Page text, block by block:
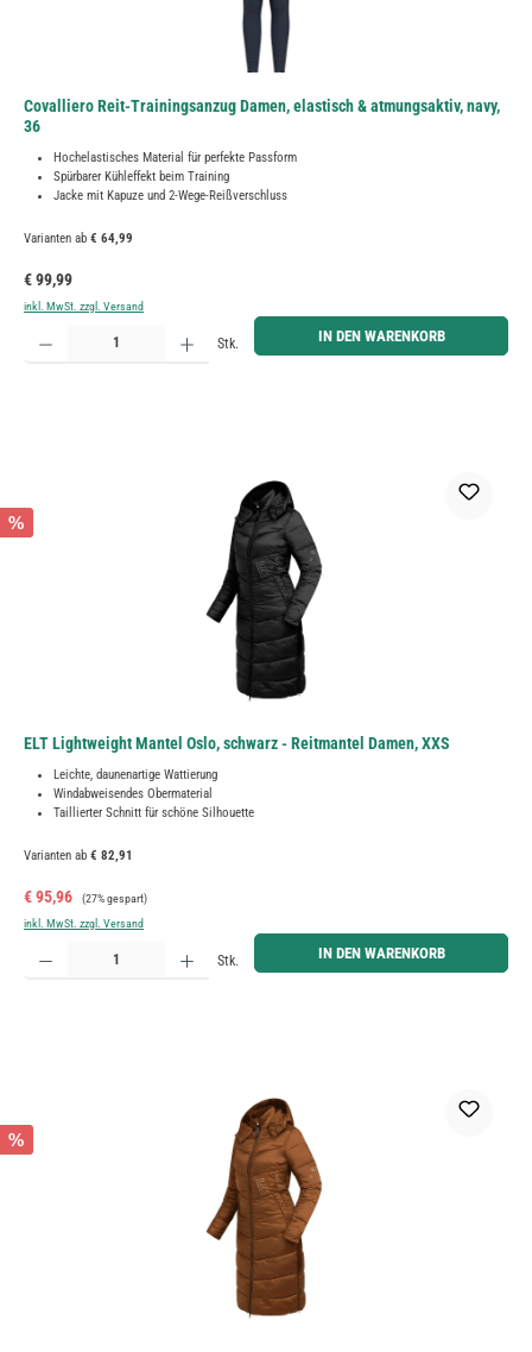
Covalliero Reit-Trainingsanzug Damen, elastisch & atmungsaktiv, navy,
36
Hochelastisches Material für perfekte Passform
Spürbarer Kühleffekt beim Training
Jacke mit Kapuze und 2-Wege-Reißverschluss
Varianten ab € 64,99
Regulärer Preis:
€ 99,99
inkl. MwSt. zzgl. Versand
Produkt Anzahl: Gib den gewünschten Wert ein oder benutze die Schaltflächen um die Anzahl zu
Stk. IN DEN WARENKORB
%
ELT Lightweight Mantel Oslo, schwarz - Reitmantel Damen, XXS
Leichte, daunenartige Wattierung
Windabweisendes Obermaterial
Taillierter Schnitt für schöne Silhouette
Varianten ab € 82,91
Verkaufspreis:
€ 95,96 Regulärer Preis:
(27% gespart)
inkl. MwSt. zzgl. Versand
Produkt Anzahl: Gib den gewünschten Wert ein oder benutze die Schaltflächen um die Anzahl zu
Stk. IN DEN WARENKORB
%